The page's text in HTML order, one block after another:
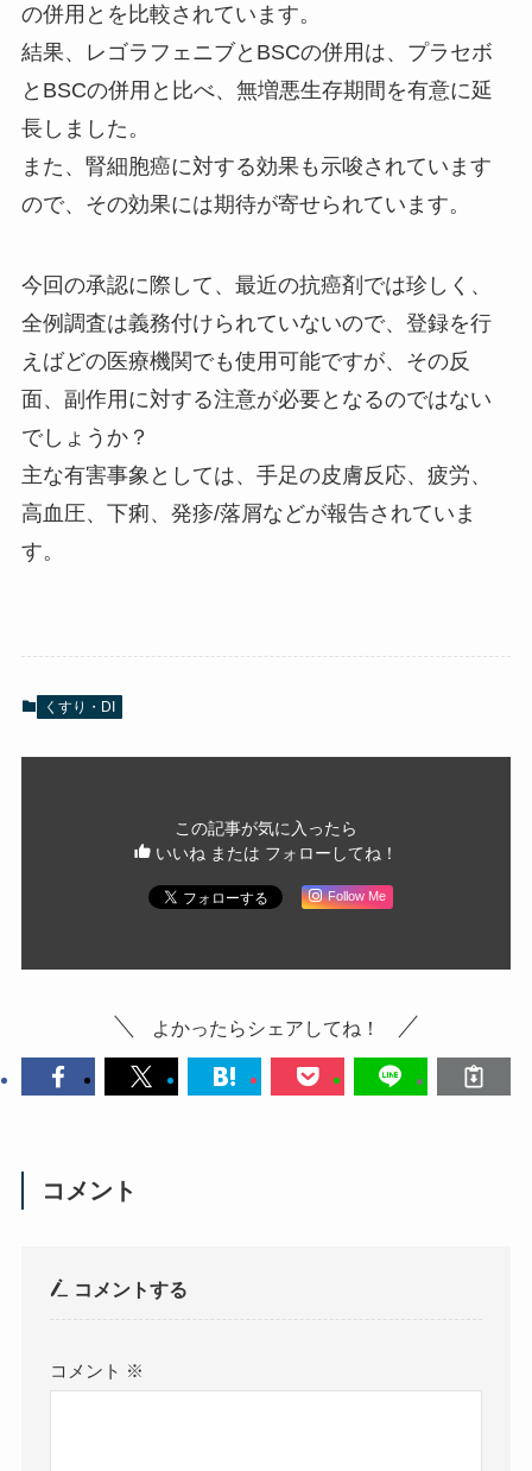
の併用とを比較されています。
結果、レゴラフェニブとBSCの併用は、プラセボ
とBSCの併用と比べ、無増悪生存期間を有意に延
長しました。
また、腎細胞癌に対する効果も示唆されています
ので、その効果には期待が寄せられています。
今回の承認に際して、最近の抗癌剤では珍しく、
全例調査は義務付けられていないので、登録を行
えばどの医療機関でも使用可能ですが、その反
面、副作用に対する注意が必要となるのではない
でしょうか？
主な有害事象としては、手足の皮膚反応、疲労、
高血圧、下痢、発疹/落屑などが報告されていま
す。
くすり・DI
この記事が気に入ったら
いいね または フォローしてね！
Follow Me
よかったらシェアしてね！
コメント
コメントする
コメント ※